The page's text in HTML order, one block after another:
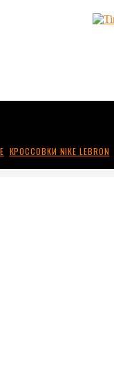
КРОССОВКИ NIKE LEBRON